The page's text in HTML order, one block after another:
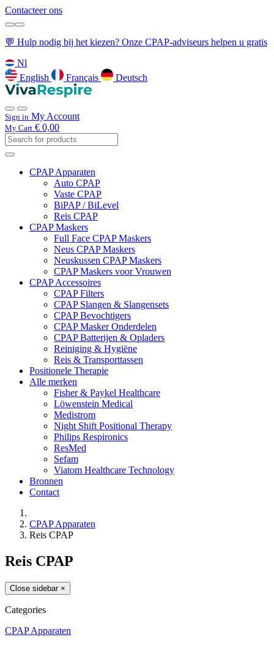
Contacteer ons
💬 Hulp nodig bij het kiezen? Onze CPAP-adviseurs helpen u gratis
Nl
English
Français Deutsch
Sign in My Account
My Cart € 0,00
CPAP Apparaten
Auto CPAP
Vaste CPAP
BiPAP / BiLevel
Reis CPAP
CPAP Maskers
Full Face CPAP Maskers
Neus CPAP Maskers
Neuskussen CPAP Maskers
CPAP Maskers voor Vrouwen
CPAP Accessoires
CPAP Filters
CPAP Slangen & Slangensets
CPAP Bevochtigers
CPAP Masker Onderdelen
CPAP Batterijen & Opladers
Reiniging & Hygiëne
Reis & Transporttassen
Positionele Therapie
Alle merken
Fisher & Paykel Healthcare
Löwenstein Medical
Medistrom
Night Shift Positional Therapy
Philips Respironics
ResMed
Sefam
Viatom Healthcare Technology
Bronnen
Contact
CPAP Apparaten
Reis CPAP
Reis CPAP
Close sidebar ×
Categories
CPAP Apparaten